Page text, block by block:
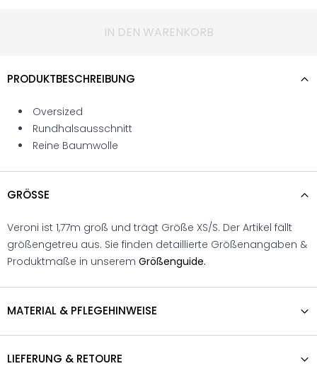
IN DEN WARENKORB
PRODUKTBESCHREIBUNG
Oversized
Rundhalsausschnitt
Reine Baumwolle
GRÖSSE
Veroni ist 1,77m groß und trägt Größe XS/S. Der Artikel fällt
größengetreu aus. Sie finden detaillierte Größenangaben &
Produktmaße in unserem Größenguide.
MATERIAL & PFLEGEHINWEISE
LIEFERUNG & RETOURE